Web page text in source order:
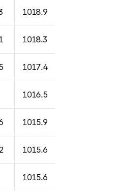
1018.9
1018.3
1017.4
1016.5
1015.9
1015.6
1015.6